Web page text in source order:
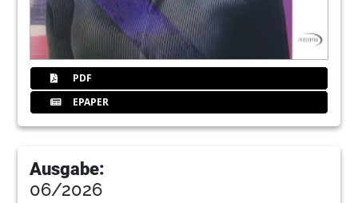
Besimo
Dentxpress
62 Michalides
PDF
EPAPER
Ausgabe:
06/2026